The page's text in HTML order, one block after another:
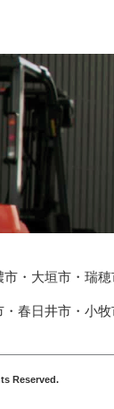
・大垣市・瑞穂
春日井市・小
Reserved.